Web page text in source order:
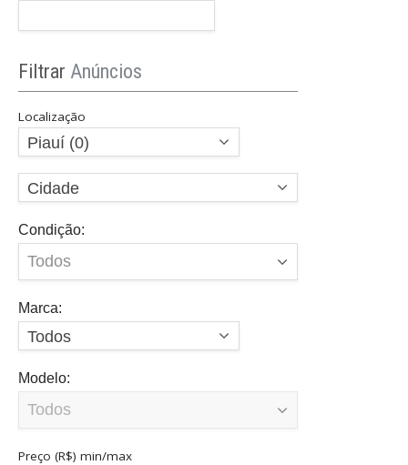
Filtrar Anúncios
Localização
Piauí (0)
Cidade
Condição:
Marca:
Todos
Modelo:
Preço (R$) min/max